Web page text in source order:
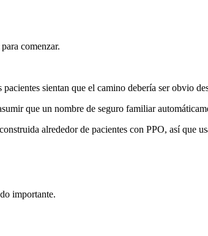
comenzar.
sientan que el camino debería ser obvio
que un nombre de seguro familiar
alrededor de pacientes con PPO, así que
importante.